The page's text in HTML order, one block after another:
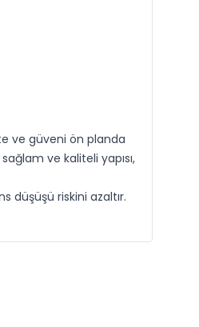
ve güveni ön planda
ve kaliteli yapısı,
düşüşü riskini azaltır.